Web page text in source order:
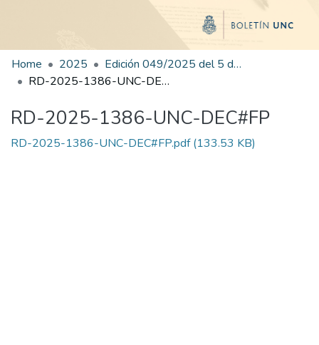
Home 2025
Edición 049/2025 del 5 de septiembre de 2025
RD-2025-1386-UNC-DEC#FP
RD-2025-1386-UNC-DEC#FP
RD-2025-1386-UNC-DEC#FP.pdf(133.53 KB)